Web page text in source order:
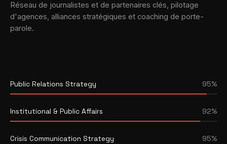
Réseau de journalistes et de partenaires clés, pilotage
d'agences, alliances stratégiques et coaching de porte-
parole.
Public Relations Strategy 95%
Institutional & Public Affairs 92%
Crisis Communication Strategy 95%